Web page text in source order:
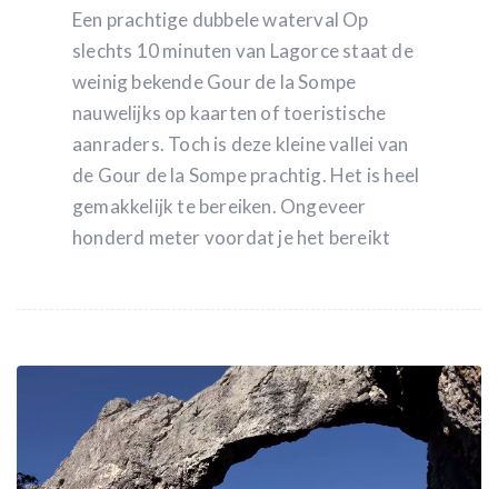
Een prachtige dubbele waterval Op
slechts 10 minuten van Lagorce staat de
weinig bekende Gour de la Sompe
nauwelijks op kaarten of toeristische
aanraders. Toch is deze kleine vallei van
de Gour de la Sompe prachtig. Het is heel
gemakkelijk te bereiken. Ongeveer
honderd meter voordat je het bereikt